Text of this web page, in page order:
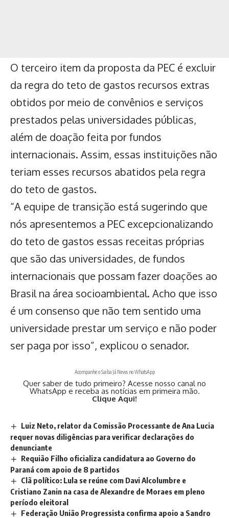
O terceiro item da proposta da PEC é excluir
da regra do teto de gastos recursos extras
obtidos por meio de convênios e serviços
prestados pelas universidades públicas,
além de doação feita por fundos
internacionais. Assim, essas instituições não
teriam esses recursos abatidos pela regra
do teto de gastos.
“A equipe de transição está sugerindo que
nós apresentemos a PEC excepcionalizando
do teto de gastos essas receitas próprias
que são das universidades, de fundos
internacionais que possam fazer doações ao
Brasil na área socioambiental. Acho que isso
é um consenso que não tem sentido uma
universidade prestar um serviço e não poder
ser paga por isso”, explicou o senador.
Acompanhe o Saiba Já News no WhatsApp
Quer saber de tudo primeiro? Acesse nosso canal no
WhatsApp e receba as notícias em primeira mão.
Clique Aqui!
Luiz Neto, relator da Comissão Processante de Ana Lucia
requer novas diligências para verificar declarações do
denunciante
Requião Filho oficializa candidatura ao Governo do
Paraná com apoio de 8 partidos
Clã político: Lula se reúne com Davi Alcolumbre e
Cristiano Zanin na casa de Alexandre de Moraes em pleno
período eleitoral
Federação União Progressista confirma apoio a Sandro